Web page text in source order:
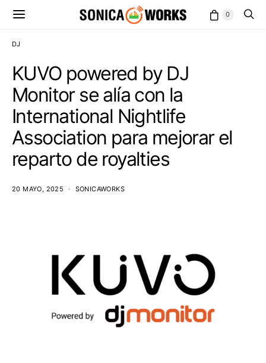
0
DJ
KUVO powered by DJ
Monitor se alía con la
International Nightlife
Association para mejorar el
reparto de royalties
20 MAYO, 2025 SONICAWORKS